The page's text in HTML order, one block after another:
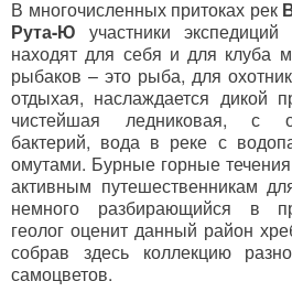
В многочисленных притоках рек
Рута-Ю участники
находят для себя и для клуба
рыбаков – это рыба, для
отдыхая, наслаждается дикой
чистейшая ледниковая, с
бактерий, вода в реке с
омутами. Бурные горные
активным путешественникам
немного разбирающийся в
геолог оценит данный район
собрав здесь коллекцию
самоцветов.